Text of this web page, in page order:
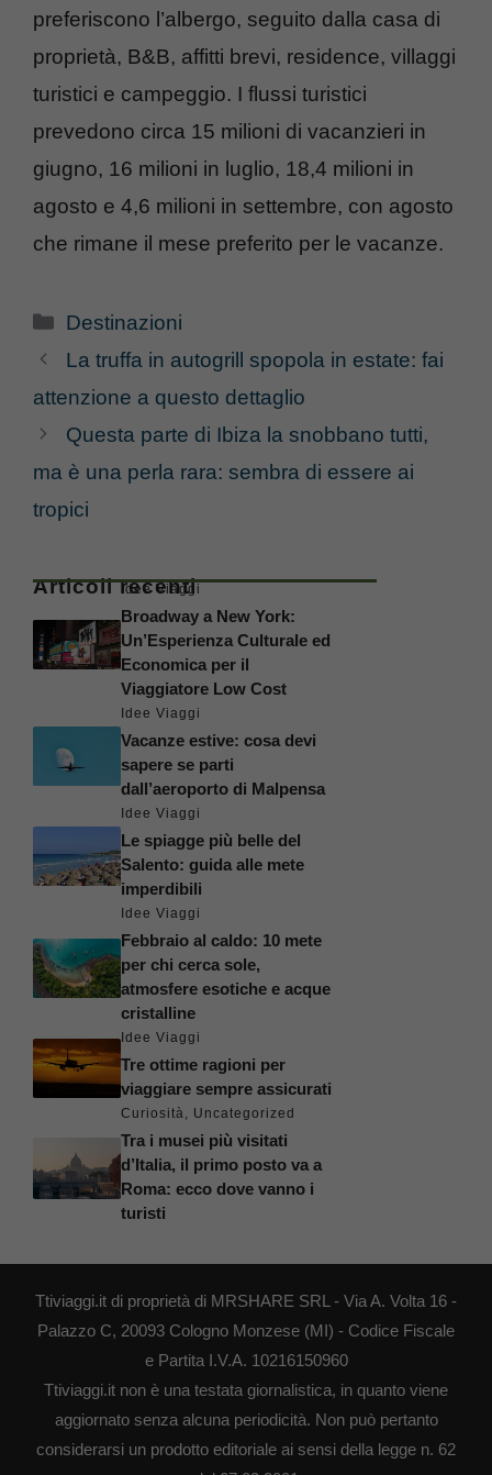
preferiscono l’albergo, seguito dalla casa di
proprietà, B&B, affitti brevi, residence, villaggi
turistici e campeggio. I flussi turistici
prevedono circa 15 milioni di vacanzieri in
giugno, 16 milioni in luglio, 18,4 milioni in
agosto e 4,6 milioni in settembre, con agosto
che rimane il mese preferito per le vacanze.
Categorie
Destinazioni
La truffa in autogrill spopola in estate: fai
attenzione a questo dettaglio
Questa parte di Ibiza la snobbano tutti,
ma è una perla rara: sembra di essere ai
tropici
Articoli recenti
Idee Viaggi
Broadway a New York:
Un’Esperienza Culturale ed
Economica per il
Viaggiatore Low Cost
Idee Viaggi
Vacanze estive: cosa devi
sapere se parti
dall’aeroporto di Malpensa
Idee Viaggi
Le spiagge più belle del
Salento: guida alle mete
imperdibili
Idee Viaggi
Febbraio al caldo: 10 mete
per chi cerca sole,
atmosfere esotiche e acque
cristalline
Idee Viaggi
Tre ottime ragioni per
viaggiare sempre assicurati
Curiosità Uncategorized
Tra i musei più visitati
d’Italia, il primo posto va a
Roma: ecco dove vanno i
turisti
Ttiviaggi.it di proprietà di MRSHARE SRL - Via A. Volta 16 -
Palazzo C, 20093 Cologno Monzese (MI) - Codice Fiscale
e Partita I.V.A. 10216150960
Ttiviaggi.it non è una testata giornalistica, in quanto viene
aggiornato senza alcuna periodicità. Non può pertanto
considerarsi un prodotto editoriale ai sensi della legge n. 62